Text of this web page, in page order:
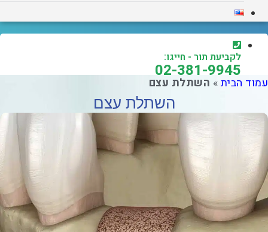
לקביעת תור - חייגו:
02-381-9945
הבית»השתלת עצם
השתלת עצם